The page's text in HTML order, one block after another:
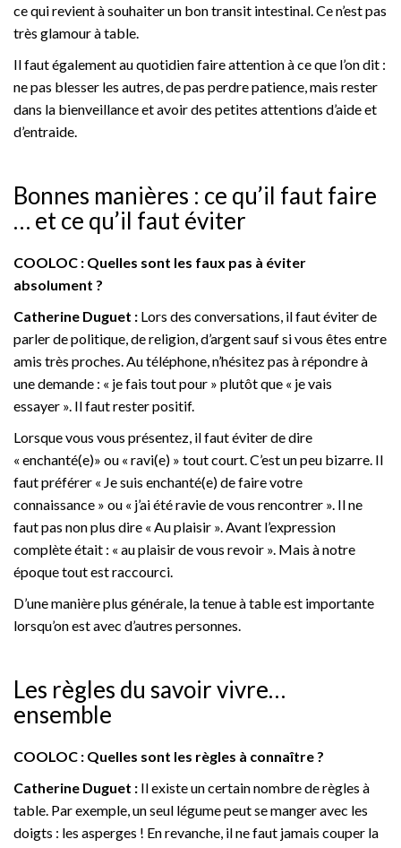
ce qui revient à souhaiter un bon transit intestinal. Ce n’est pas
très glamour à table.
Il faut également au quotidien faire attention à ce que l’on dit :
ne pas blesser les autres, de pas perdre patience, mais rester
dans la bienveillance et avoir des petites attentions d’aide et
d’entraide.
Bonnes manières : ce qu’il faut faire
… et ce qu’il faut éviter
COOLOC : Quelles sont les faux pas à éviter
absolument ?
Catherine Duguet : Lors des conversations, il faut éviter de
parler de politique, de religion, d’argent sauf si vous êtes entre
amis très proches. Au téléphone, n’hésitez pas à répondre à
une demande : « je fais tout pour » plutôt que « je vais
essayer ». Il faut rester positif.
Lorsque vous vous présentez, il faut éviter de dire
« enchanté(e)» ou « ravi(e) » tout court. C’est un peu bizarre. Il
faut préférer « Je suis enchanté(e) de faire votre
connaissance » ou « j’ai été ravie de vous rencontrer ». Il ne
faut pas non plus dire « Au plaisir ». Avant l’expression
complète était : « au plaisir de vous revoir ». Mais à notre
époque tout est raccourci.
D’une manière plus générale, la tenue à table est importante
lorsqu’on est avec d’autres personnes.
Les règles du savoir vivre…
ensemble
COOLOC : Quelles sont les règles à connaître ?
Catherine Duguet : Il existe un certain nombre de règles à
table. Par exemple, un seul légume peut se manger avec les
doigts : les asperges ! En revanche, il ne faut jamais couper la